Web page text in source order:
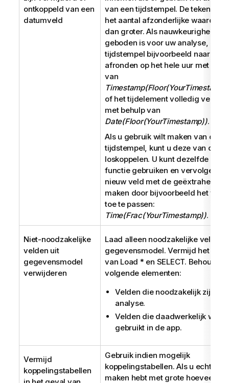
ontkoppeld van een
datumveld
van een tijdstempel. De
het aantal afzonderlijke waarden
dan groter. Als nauwkeurigheid
geboden is voor uw analyse, kunt
tijdstempel bijvoorbeeld naar
afronden op het hele uur met
van
of het tijdelement volledig
met behulp van
Date(Floor(YourTimestamp)).
Als u gebruik wilt maken van de
tijdstempel, kunt u deze van de
loskoppelen. U kunt dezelfde
functie gebruiken en vervolgens
nieuw veld met de
maken door bijvoorbeeld het
toe te passen:
Time(Frac(YourTimestamp)).
Niet-noodzakelijke
velden uit
gegevensmodel
verwijderen
Laad alleen noodzakelijke velden
gegevensmodel. Vermijd het
van Load * en SELECT. Behoud de
volgende elementen:
Velden die noodzakelijk zijn
analyse.
Velden die daadwerkelijk
gebruikt in de app.
Vermijd
koppelingstabellen
Gebruik indien mogelijk
koppelingstabellen. Als u echter te
maken hebt met grote